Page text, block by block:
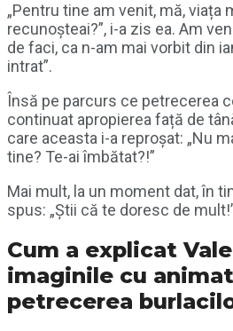
„Pentru tine am venit, mă, viața
recunoșteai?”, i-a zis ea. Am
de faci, ca n-am mai vorbit din
intrat”.
Însă pe parcurs ce petrecerea
continuat apropierea față de
care aceasta i-a reproșat: „Nu
tine? Te-ai îmbătat?!”
Mai mult, la un moment dat, în
spus: „Știi că te doresc de
Cum a explicat
imaginile cu
petrecerea